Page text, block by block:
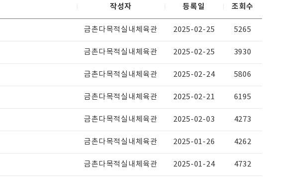
작성자 등록일 조회수
금촌다목적실내체육관 2025-02-25 5265
금촌다목적실내체육관 2025-02-25 3930
금촌다목적실내체육관 2025-02-24 5806
금촌다목적실내체육관 2025-02-21 6195
금촌다목적실내체육관 2025-02-03 4273
금촌다목적실내체육관 2025-01-26 4262
금촌다목적실내체육관 2025-01-24 4732